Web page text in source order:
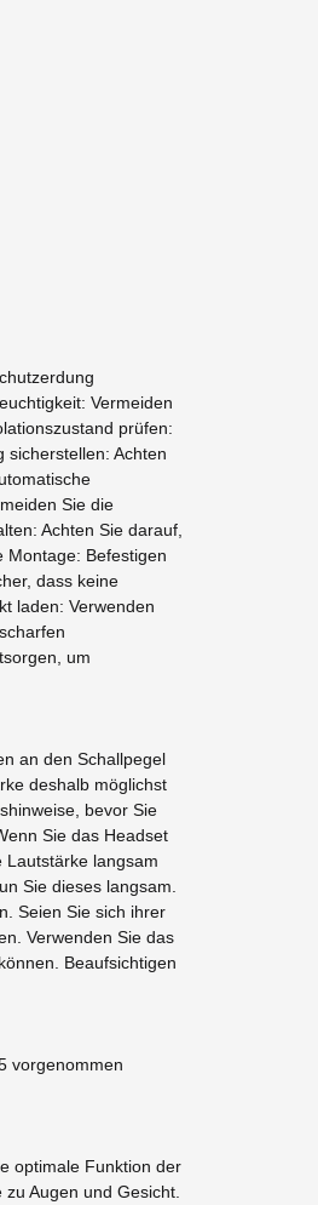
Vermeiden
prüfen:
sicherstellen: Achten
Sie die
Achten Sie darauf,
Montage: Befestigen
dass keine
laden: Verwenden
um
an den Schallpegel
deshalb möglichst
bevor Sie
Sie das Headset
langsam
Sie dieses langsam.
Seien Sie sich ihrer
Verwenden Sie das
Beaufsichtigen
vorgenommen
optimale Funktion der
Augen und Gesicht.